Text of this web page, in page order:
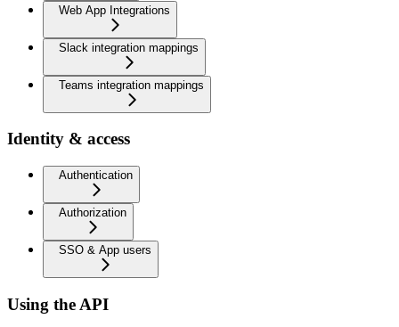
Web App Integrations
Slack integration mappings
Teams integration mappings
Identity & access
Authentication
Authorization
SSO & App users
Using the API